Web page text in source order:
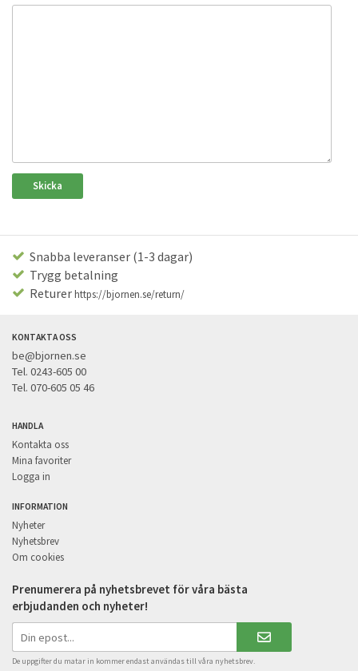
Snabba leveranser (1-3 dagar)
Trygg betalning
Returerhttps://bjornen.se/return/
KONTAKTA OSS
be@bjornen.se
Tel. 0243-605 00
Tel. 070-605 05 46
HANDLA
Kontakta oss
Mina favoriter
Logga in
INFORMATION
Nyheter
Nyhetsbrev
Om cookies
Prenumerera på nyhetsbrevet för våra bästa
erbjudanden och nyheter!
De uppgifter du matar in kommer endast användas till våra nyhetsbrev.